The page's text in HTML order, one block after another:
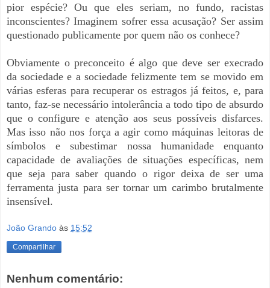
pior espécie? Ou que eles seriam, no fundo, racistas
inconscientes? Imaginem sofrer essa acusação? Ser assim
questionado publicamente por quem não os conhece?
Obviamente o preconceito é algo que deve ser execrado
da sociedade e a sociedade felizmente tem se movido em
várias esferas para recuperar os estragos já feitos, e, para
tanto, faz-se necessário intolerância a todo tipo de absurdo
que o configure e atenção aos seus possíveis disfarces.
Mas isso não nos força a agir como máquinas leitoras de
símbolos e subestimar nossa humanidade enquanto
capacidade de avaliações de situações específicas, nem
que seja para saber quando o rigor deixa de ser uma
ferramenta justa para ser tornar um carimbo brutalmente
insensível.
João Grando às 15:52
Compartilhar
Nenhum comentário: